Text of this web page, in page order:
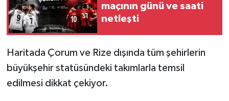
maçının günü ve saati
netleşti
Haritada Çorum ve Rize dışında tüm şehirlerin
büyükşehir statüsündeki takımlarla temsil
edilmesi dikkat çekiyor.